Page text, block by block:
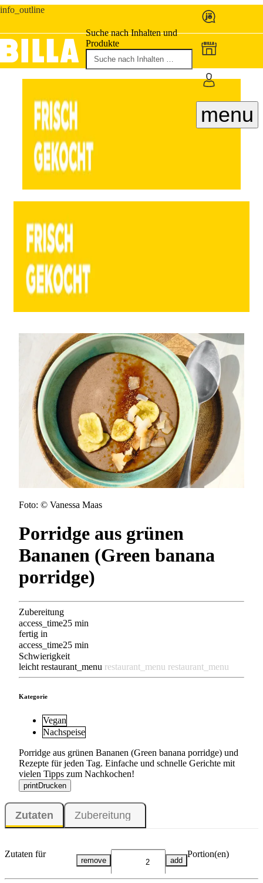
info_outline
Suche nach Inhalten und
Produkte
menu
Zur Startseite Rezepte/
Porridge aus grünen Bananen (Green banana porridge)
Foto: © Vanessa Maas
Porridge aus grünen
Bananen (Green banana
porridge)
Zubereitung
access_time25 min
fertig in
access_time25 min
Schwierigkeit
leicht restaurant_menu restaurant_menu restaurant_menu
Kategorie
Vegan
Nachspeise
Porridge aus grünen Bananen (Green banana porridge) und
Rezepte für jeden Tag. Einfache und schnelle Gerichte mit
vielen Tipps zum Nachkochen!
printDrucken
Zutaten Zubereitung
Zutaten für
remove add
Portion(en)